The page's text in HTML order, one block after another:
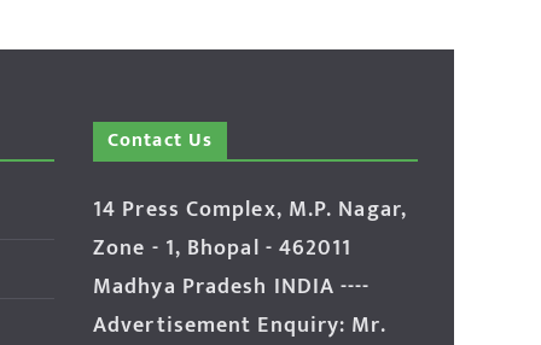
Contact Us
14 Press Complex, M.P. Nagar,
Zone - 1, Bhopal - 462011
Madhya Pradesh INDIA ----
Advertisement Enquiry: Mr.